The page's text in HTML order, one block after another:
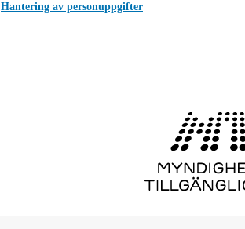
Hantering av personuppgifter